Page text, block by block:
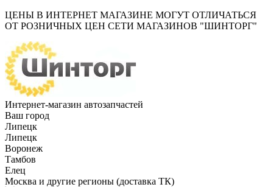
ЦЕНЫ В ИНТЕРНЕТ МАГАЗИНЕ МОГУТ ОТЛИЧАТЬСЯ
ОТ РОЗНИЧНЫХ ЦЕН СЕТИ МАГАЗИНОВ "ШИНТОРГ"
Интернет-магазин автозапчастей
Ваш город
Липецк
Липецк
Воронеж
Тамбов
Елец
Москва и другие регионы (доставка ТК)